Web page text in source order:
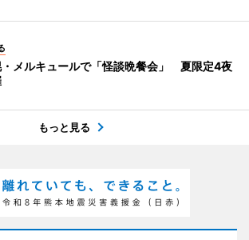
メルキュールで「怪談晩餐会」 夏限定4夜
もっと見る